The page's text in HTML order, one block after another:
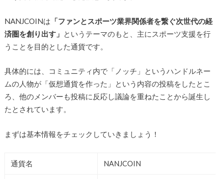
NANJCOINは 「ファンとスポーツ業界関係者を繋ぐ次世代の経
済圏を創り出す」 というテーマのもと、主にスポーツ支援を行
うことを目的とした通貨です。
具体的には、コミュニティ内で「ノッチ」というハンドルネー
ムの人物が「仮想通貨を作った」という内容の投稿をしたとこ
ろ、他のメンバーも投稿に反応し議論を重ねたことから誕生し
たとされています。
まずは基本情報をチェックしていきましょう！
通貨名 NANJCOIN